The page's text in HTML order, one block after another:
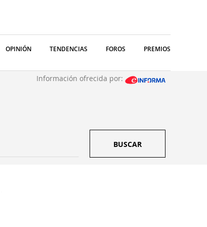
OPINIÓN TENDENCIAS FOROS PREMIOS
Información ofrecida por:
BUSCAR